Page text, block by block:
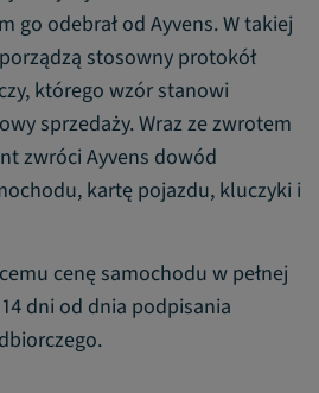
go odebrał od Ayvens. W takiej
stosowny protokół
którego wzór stanowi
sprzedaży. Wraz ze zwrotem
zwróci Ayvens dowód
kartę pojazdu, kluczyki i
cenę samochodu w pełnej
dni od dnia podpisania